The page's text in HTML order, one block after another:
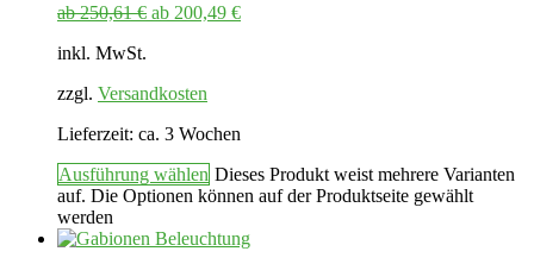
ab250,61€ ab 200,49 €
inkl. MwSt.
zzgl. Versandkosten
Lieferzeit: ca. 3 Wochen
Ausführung wählen Dieses Produkt weist mehrere Varianten
auf. Die Optionen können auf der Produktseite gewählt
werden